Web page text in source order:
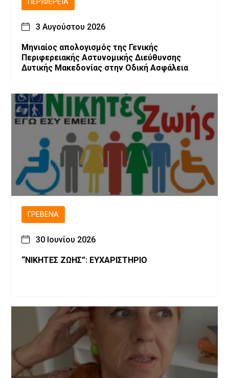
3 Αυγούστου 2026
Μηνιαίος απολογισμός της Γενικής
Περιφερειακής Αστυνομικής Διεύθυνσης
Δυτικής Μακεδονίας στην Οδική Ασφάλεια
ΓΡΕΒΕΝΆ
30 Ιουνίου 2026
“ΝΙΚΗΤΕΣ ΖΩΗΣ”: ΕΥΧΑΡΙΣΤΗΡΙΟ